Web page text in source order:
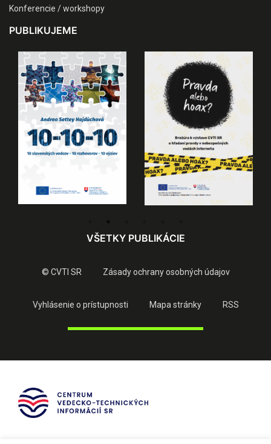
Konferencie / workshopy
PUBLIKUJEME
VŠETKY PUBLIKÁCIE
© CVTI SR Zásady ochrany osobných údajov
Vyhlásenie o prístupnosti Mapa stránky RSS